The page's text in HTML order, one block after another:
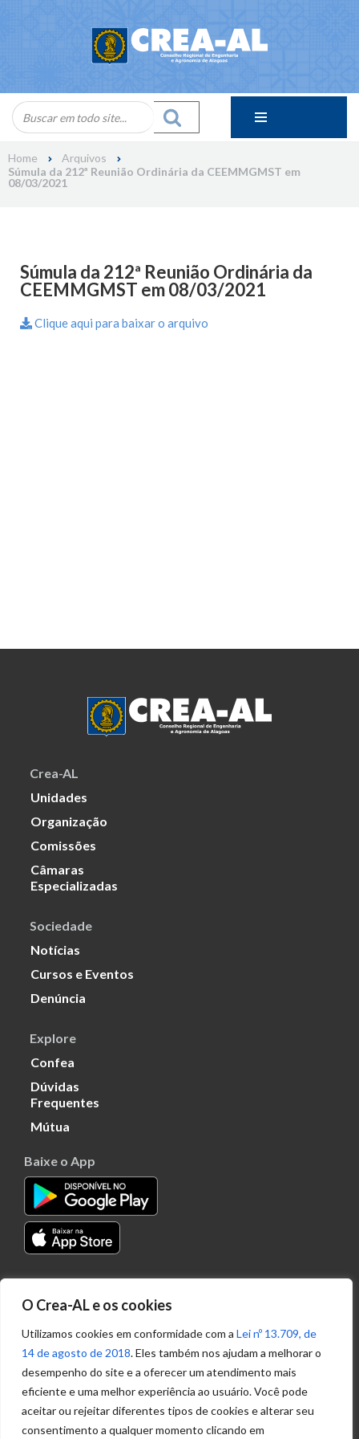
O Crea-AL e os cookies
Utilizamos cookies em conformidade com a Lei nº 13.709, de
14 de agosto de 2018. Eles também nos ajudam a melhorar o
desempenho do site e a oferecer um atendimento mais
eficiente e uma melhor experiência ao usuário. Você pode
aceitar ou rejeitar diferentes tipos de cookies e alterar seu
consentimento a qualquer momento clicando em
Home
Arquivos
Súmula da 212ª Reunião Ordinária da CEEMMGMST em
08/03/2021
Súmula da 212ª Reunião Ordinária da
CEEMMGMST em 08/03/2021
Clique aqui para baixar o arquivo
Crea-AL
Unidades
Organização
Comissões
Câmaras
Especializadas
Sociedade
Notícias
Cursos e Eventos
Denúncia
Explore
Confea
Dúvidas
Frequentes
Mútua
Baixe o App
Transparência
Portal
Acesso à
Informação
Política de
Privacidade de